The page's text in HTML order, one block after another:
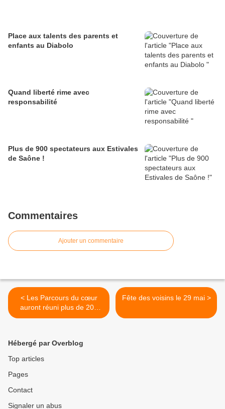
Place aux talents des parents et
enfants au Diabolo
Quand liberté rime avec
responsabilité
Plus de 900 spectateurs aux Estivales
de Saône !
Commentaires
Ajouter un commentaire
< Les Parcours du cœur
auront réuni plus de 200
participants
Fête des voisins le 29 mai >
Hébergé par Overblog
Top articles
Pages
Contact
Signaler un abus